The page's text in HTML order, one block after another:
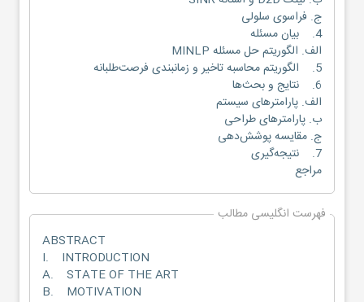
ج. فراسوی سلولی
4. بیان مسئله
الف. الگوریتم حل مسئله MINLP
5. الگوریتم محاسبه تاخیر و زمانبندی فرصت‌طلبانه
6. نتایج و بحث‌ها
الف. پارامترهای سیستم
ب. پارامترهای طراحی
ج. مقایسه پوشش‌دهی
7. نتیجه‌گیری
مراجع
فهرست انگلیسی مطالب
ABSTRACT
I. INTRODUCTION
A. STATE OF THE ART
B. MOTIVATION